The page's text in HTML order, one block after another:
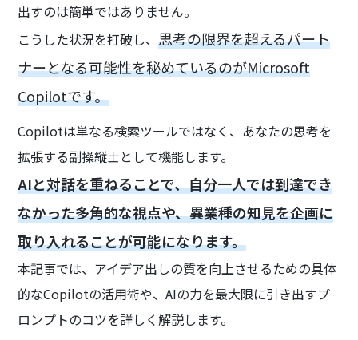
出すのは簡単ではありません。
こうした状況を打破し、思考の限界を超えるパート
ナーとなる可能性を秘めているのがMicrosoft
Copilotです。
Copilotは単なる検索ツールではなく、あなたの思考を
拡張する副操縦士として機能します。
AIと対話を重ねることで、自分一人では到達でき
なかった多角的な視点や、異業種の知見を企画に
取り入れることが可能になります。
本記事では、アイデア出しの質を向上させるための具体
的なCopilotの活用術や、AIの力を最大限に引き出すプ
ロンプトのコツを詳しく解説します。